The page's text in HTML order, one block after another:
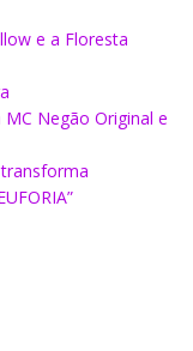
e a Floresta
Negão Original e